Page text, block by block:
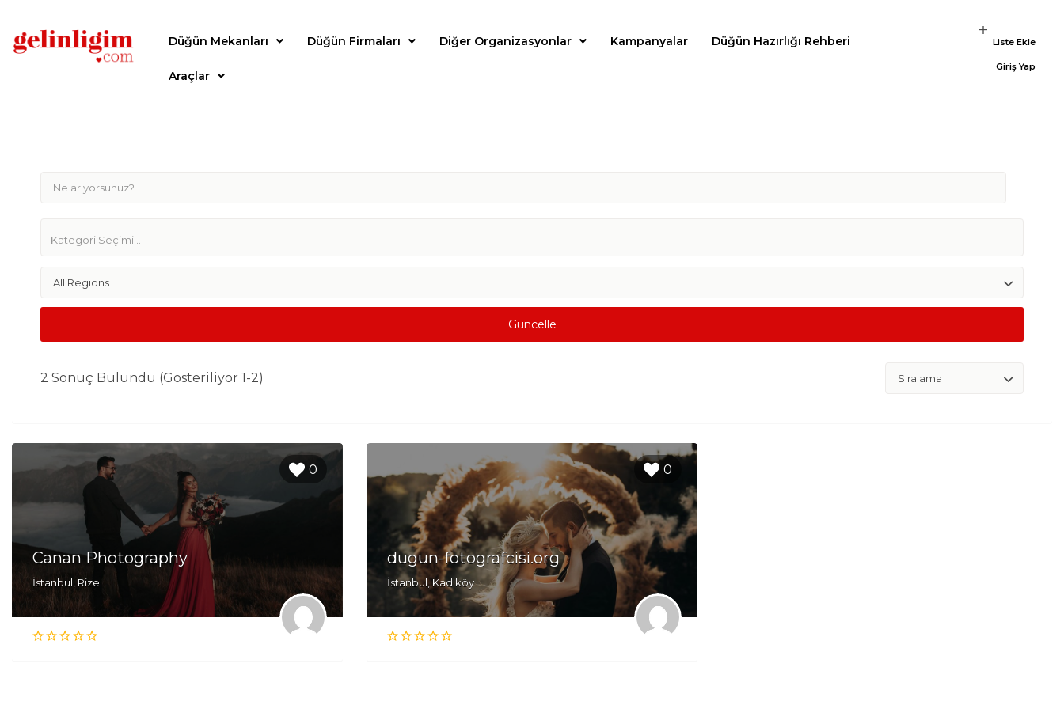
Düğün Mekanları Düğün Firmaları Diğer Organizasyonlar Kampanyalar Düğün Hazırlığı Rehberi
Araçlar
Liste Ekle
Giriş Yap
All Regions
Güncelle
2 Sonuç Bulundu (Gösteriliyor 1-2)
0
Canan Photography
İstanbul, Rize
0
dugun-fotografcisi.org
İstanbul, Kadıköy